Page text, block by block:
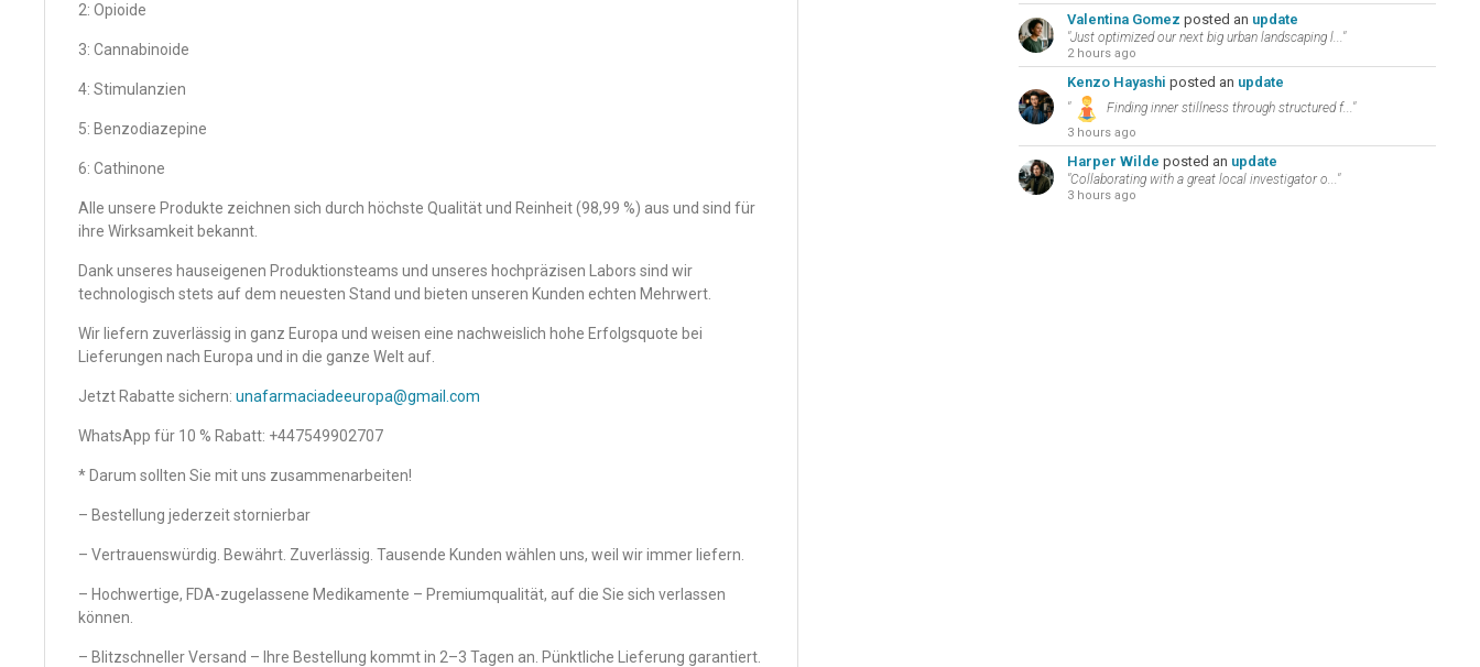
2: Opioide
3: Cannabinoide
4: Stimulanzien
5: Benzodiazepine
6: Cathinone
Alle unsere Produkte zeichnen sich durch höchste Qualität und Reinheit (98,99 %) aus und sind für
ihre Wirksamkeit bekannt.
Dank unseres hauseigenen Produktionsteams und unseres hochpräzisen Labors sind wir
technologisch stets auf dem neuesten Stand und bieten unseren Kunden echten Mehrwert.
Wir liefern zuverlässig in ganz Europa und weisen eine nachweislich hohe Erfolgsquote bei
Lieferungen nach Europa und in die ganze Welt auf.
Jetzt Rabatte sichern: unafarmaciadeeuropa@gmail.com
WhatsApp für 10 % Rabatt: +447549902707
* Darum sollten Sie mit uns zusammenarbeiten!
– Bestellung jederzeit stornierbar
– Vertrauenswürdig. Bewährt. Zuverlässig. Tausende Kunden wählen uns, weil wir immer liefern.
– Hochwertige, FDA-zugelassene Medikamente – Premiumqualität, auf die Sie sich verlassen
können.
– Blitzschneller Versand – Ihre Bestellung kommt in 2–3 Tagen an. Pünktliche Lieferung garantiert.
Valentina Gomez posted an update
"Just optimized our next big urban landscaping l..."
2 hours ago
Kenzo Hayashi posted an update
" Finding inner stillness through structured f..."
3 hours ago
Harper Wilde posted an update
"Collaborating with a great local investigator o..."
3 hours ago